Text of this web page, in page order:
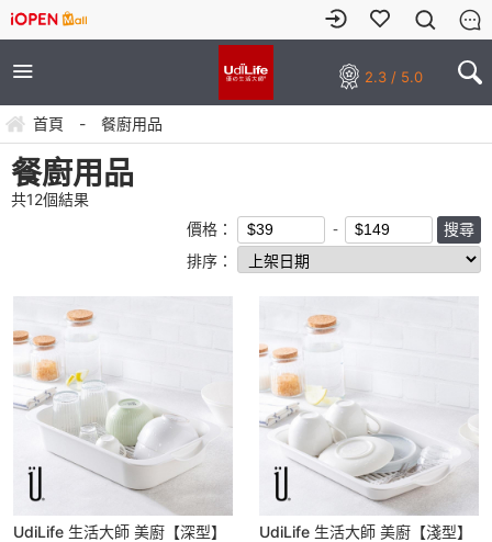
2.3 / 5.0
首頁 - 餐廚用品
餐廚用品
共12個結果
價格：
排序：
UdiLife 生活大師 美廚【深型】
UdiLife 生活大師 美廚【淺型】